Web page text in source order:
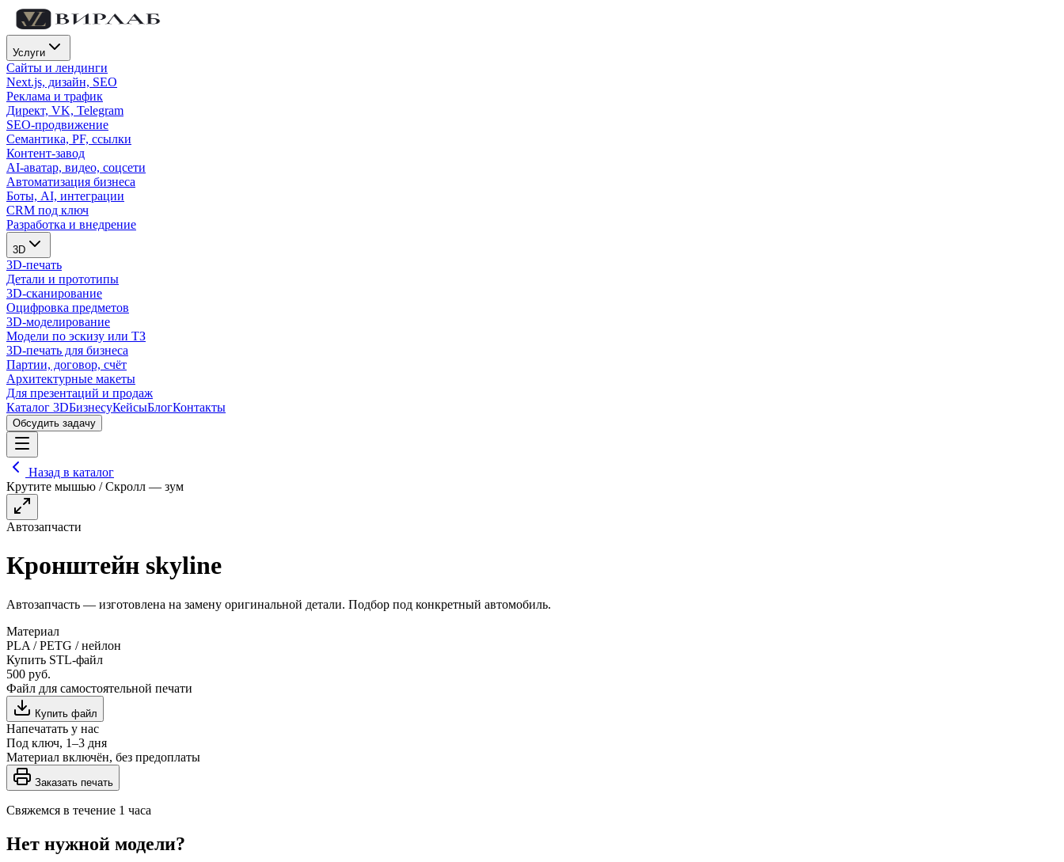
Услуги
Сайты и лендинги
Next.js, дизайн, SEO
Реклама и трафик
Директ, VK, Telegram
SEO-продвижение
Семантика, PF, ссылки
Контент-завод
AI-аватар, видео, соцсети
Автоматизация бизнеса
Боты, AI, интеграции
CRM под ключ
Разработка и внедрение
3D
3D-печать
Детали и прототипы
3D-сканирование
Оцифровка предметов
3D-моделирование
Модели по эскизу или ТЗ
3D-печать для бизнеса
Партии, договор, счёт
Архитектурные макеты
Для презентаций и продаж
Каталог 3DБизнесуКейсыБлогКонтакты
Обсудить задачу
Назад в каталог
Крутите мышью / Скролл — зум
Автозапчасти
Кронштейн skyline
Автозапчасть — изготовлена на замену оригинальной детали. Подбор под конкретный автомобиль.
Материал
PLA / PETG / нейлон
Купить STL-файл
500 руб.
Файл для самостоятельной печати
Купить файл
Напечатать у нас
Под ключ, 1–3 дня
Материал включён, без предоплаты
Заказать печать
Свяжемся в течение 1 часа
Нет нужной модели?